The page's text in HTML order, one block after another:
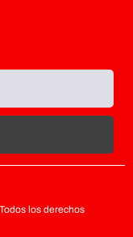
los derechos